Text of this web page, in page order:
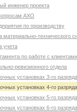
инженер проекта
АХО
по производству
материально-технического
учета
по работе с клиентами
ревизионного отдела
установках 3-го разряда
установках 4-го разряда
установках 5-го разряда
установках 6-го разряда